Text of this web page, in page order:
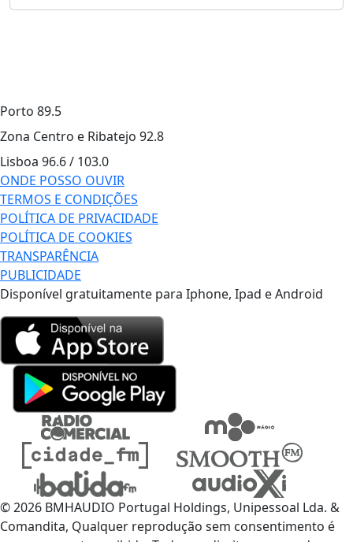
Porto 89.5
Zona Centro e Ribatejo 92.8
Lisboa 96.6 / 103.0
ONDE POSSO OUVIR
TERMOS E CONDIÇÕES
POLÍTICA DE PRIVACIDADE
POLÍTICA DE COOKIES
TRANSPARÊNCIA
PUBLICIDADE
Disponível gratuitamente para Iphone, Ipad e Android
© 2026 BMHAUDIO Portugal Holdings, Unipessoal Lda. &
Comandita, Qualquer reprodução sem consentimento é